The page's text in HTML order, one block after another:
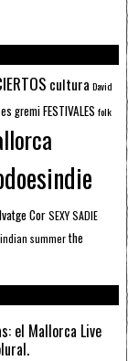
cultura David
es gremiFESTIVALES folk
CorSEXY SADIE
summerthe
el Mallorca Live